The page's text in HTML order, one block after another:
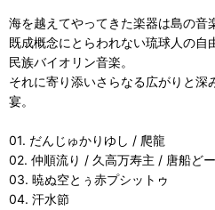
海を越えてやってきた楽器は島の音
既成概念にとらわれない琉球人の自
民族バイオリン音楽。
それに寄り添いさらなる広がりと深
宴。
01. だんじゅかりゆし / 爬龍
02. 仲順流り / 久高万寿主 / 唐船ど
03. 暁ぬ空とぅ赤プシットゥ
04. 汗水節